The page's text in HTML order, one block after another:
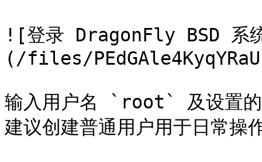
![登录 DragonFly BSD 系
(/files/
输入用户名 `root` 及设置的
建议创建普通用户用于日常操